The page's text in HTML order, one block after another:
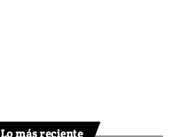
Lo más reciente